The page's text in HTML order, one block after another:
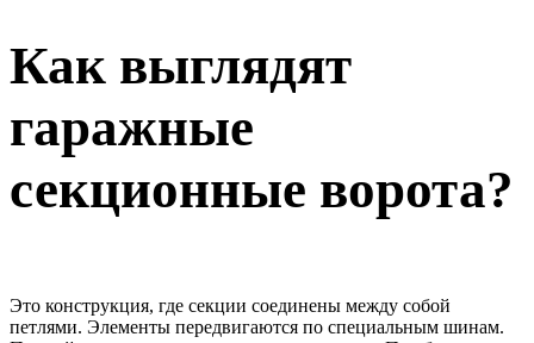
Как выглядят
гаражные
секционные ворота?
Это конструкция, где секции соединены между собой
петлями. Элементы передвигаются по специальным шинам.